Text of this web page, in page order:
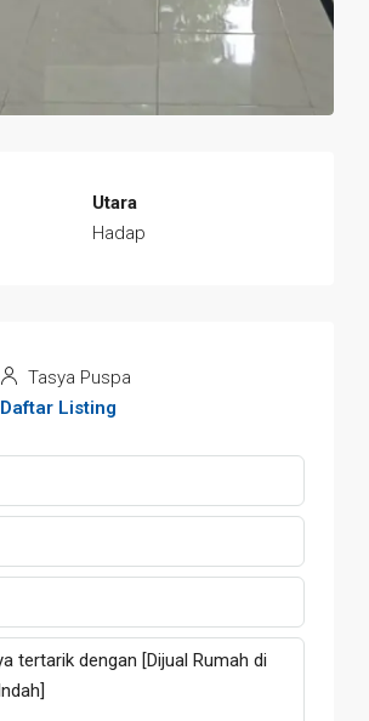
Utara
Hadap
Tasya Puspa
Daftar Listing